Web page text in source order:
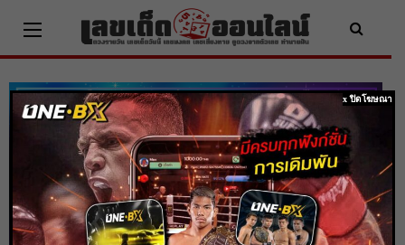
content
x ปิดโฆษณา